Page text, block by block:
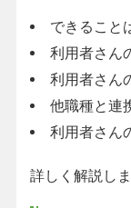
できること
利用者さん
利用者さん
他職種と連
利用者さん
詳しく解説しま